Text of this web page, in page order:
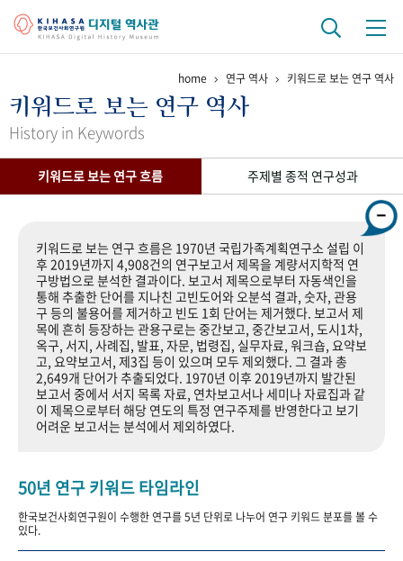
걸어온 길 기관 변천사 역대 기관장
연구 역사
기록물 아카이브
사진 아카이브 문서 기록물 행정박물 영상 기록물
+1주년 기념
성과 50선 숫자로 보는 50년 50+1주년 광장
세계와 함께 한 KIHASA
VR 역사관
home 연구 역사 키워드로 보는 연구 역사
키워드로 보는 연구 역사
History in Keywords
키워드로 보는 연구 흐름 주제별 종적 연구성과
키워드로 보는 연구 흐름은 1970년 국립가족계획연구소 설립 이
후 2019년까지 4,908건의 연구보고서 제목을 계량서지학적 연
구방법으로 분석한 결과이다. 보고서 제목으로부터 자동색인을
통해 추출한 단어를 지나친 고빈도어와 오분석 결과, 숫자, 관용
구 등의 불용어를 제거하고 빈도 1회 단어는 제거했다. 보고서 제
목에 흔히 등장하는 관용구로는 중간보고, 중간보고서, 도시1차,
옥구, 서지, 사례집, 발표, 자문, 법령집, 실무자료, 워크숍, 요약보
고, 요약보고서, 제3집 등이 있으며 모두 제외했다. 그 결과 총
2,649개 단어가 추출되었다. 1970년 이후 2019년까지 발간된
보고서 중에서 서지 목록 자료, 연차보고서나 세미나 자료집과 같
이 제목으로부터 해당 연도의 특정 연구주제를 반영한다고 보기
어려운 보고서는 분석에서 제외하였다.
50년 연구 키워드 타임라인
한국보건사회연구원이 수행한 연구를 5년 단위로 나누어 연구 키워드 분포를 볼 수
있다.